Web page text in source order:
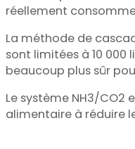
réellement
La méthode de
sont limitées à 10
beaucoup plus sûr
Le système NH3/
alimentaire à réduire